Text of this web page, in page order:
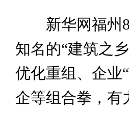
新华网福州8
知名的“建筑之
优化重组、企业
企等组合拳，有